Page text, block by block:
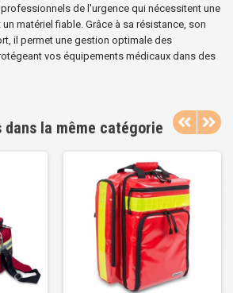
de l'urgence qui nécessitent une
matériel fiable. Grâce à sa résistance, son
il permet une gestion optimale des
vos équipements médicaux dans des
la même catégorie